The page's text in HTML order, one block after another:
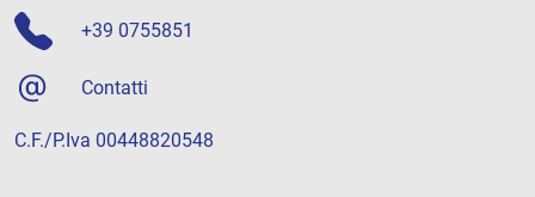
+39 0755851
Contatti
C.F./P.Iva 00448820548